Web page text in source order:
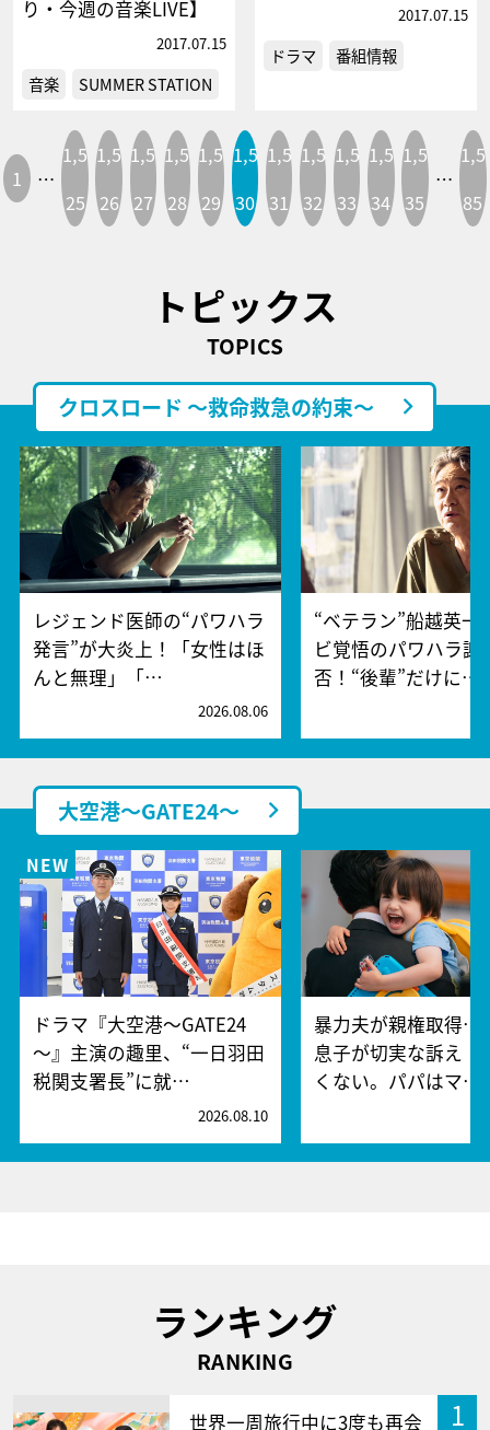
り・今週の音楽LIVE】
2017.07.15
音楽 SUMMER STATION
2017.07.15
ドラマ 番組情報
1 …
1,5
25
1,5
26
1,5
27
1,5
28
1,5
29
1,5
30
1,5
31
1,5
32
1,5
33
1,5
34
1,5
35
…
1,5
85
トピックス
TOPICS
クロスロード ～救命救急の約束～
レジェンド医師の“パワハラ
発言”が大炎上！「女性はほ
んと無理」「…
2026.08.06
“ベテラン”船越英一
ビ覚悟のパワハラ謝
否！“後輩”だけに…
大空港～GATE24～
ドラマ『大空港～GATE24
～』主演の趣里、“一日羽田
税関支署長”に就…
2026.08.10
暴力夫が親権取得…
息子が切実な訴え「
くない。パパはマ…
ランキング
RANKING
1
世界一周旅行中に3度も再会